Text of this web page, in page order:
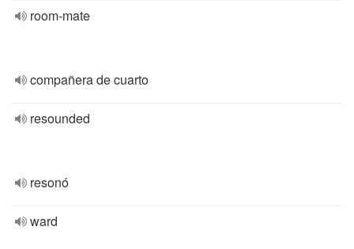
room-mate
compañera de cuarto
resounded
resonó
ward